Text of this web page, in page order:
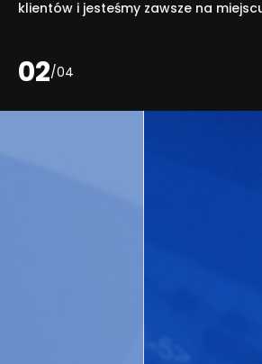
klientów i jesteśmy zawsze na
02/04